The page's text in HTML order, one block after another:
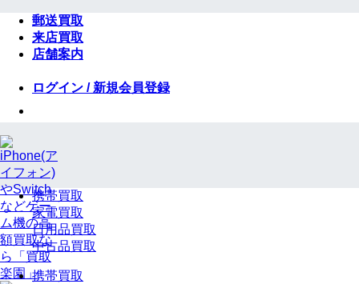
Skip
content
郵送買取
来店買取
店舗案内
ログイン / 新規会員登録
携帯買取
家電買取
日用品買取
中古品買取
携帯買取